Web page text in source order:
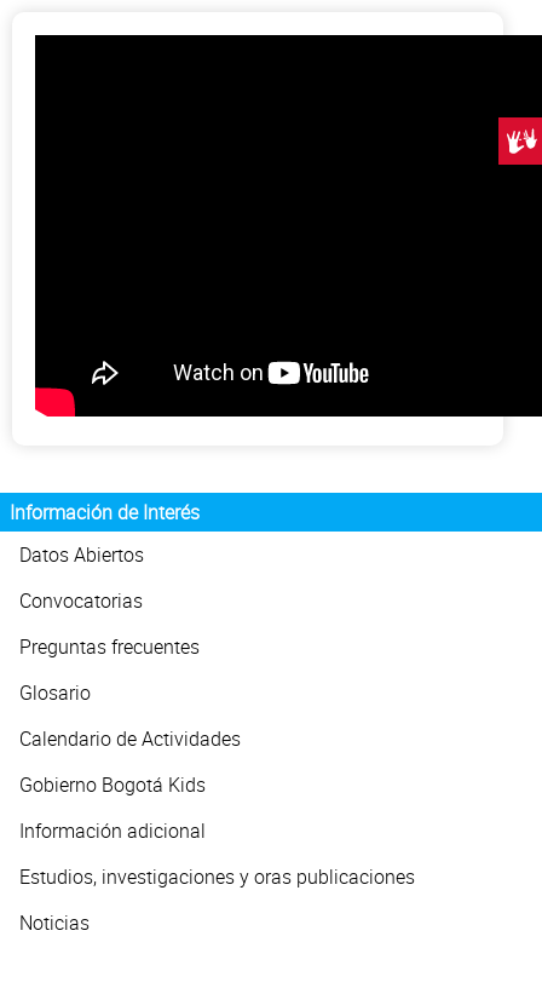
Información de Interés
Datos Abiertos
Convocatorias
Preguntas frecuentes
Glosario
Calendario de Actividades
Gobierno Bogotá Kids
Información adicional
Estudios, investigaciones y oras publicaciones
Noticias